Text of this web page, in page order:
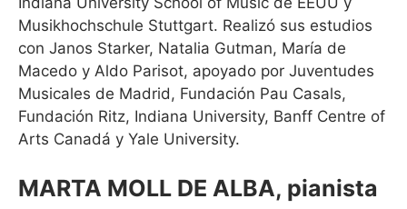
Musikhochschule Stuttgart. Realizó sus estudios
con Janos Starker, Natalia Gutman, María de
Macedo y Aldo Parisot, apoyado por Juventudes
Musicales de Madrid, Fundación Pau Casals,
Fundación Ritz, Indiana University, Banff Centre of
Arts Canadá y Yale University.
MARTA MOLL DE ALBA, pianista